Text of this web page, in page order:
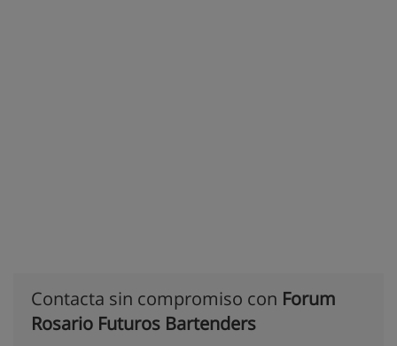
Contacta sin compromiso con Forum
Rosario Futuros Bartenders